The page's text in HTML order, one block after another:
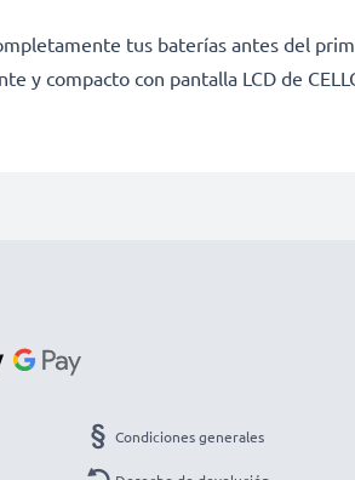
tus baterías antes del
y compacto con pantalla LCD de
Condiciones generales